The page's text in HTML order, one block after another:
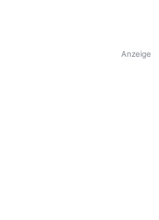
Anzeige